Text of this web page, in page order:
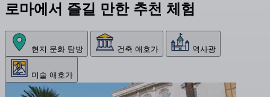
로마에서 즐길 만한 추천 체험
현지 문화 탐방 건축 애호가 역사광
미술 애호가